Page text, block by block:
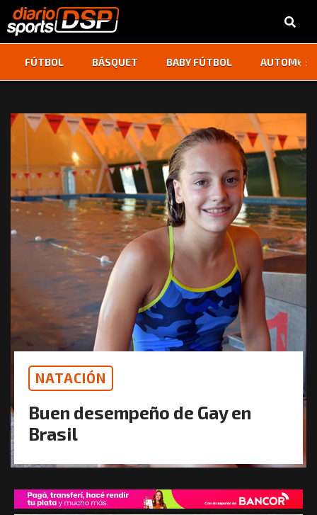
FÚTBOL BÁSQUET BABY FÚTBOL ‹ ›
NATACIÓN
Buen desempeño de Gay en
Brasil